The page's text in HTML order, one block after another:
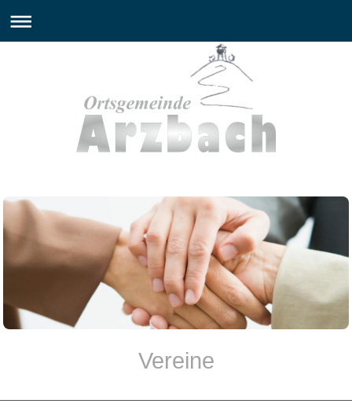
Vereine